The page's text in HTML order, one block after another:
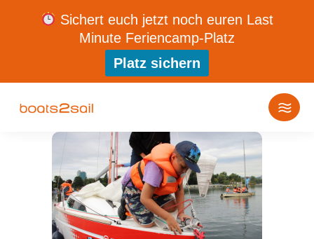
Sichert euch jetzt noch euren Last
Minute Feriencamp-Platz
Platz sichern